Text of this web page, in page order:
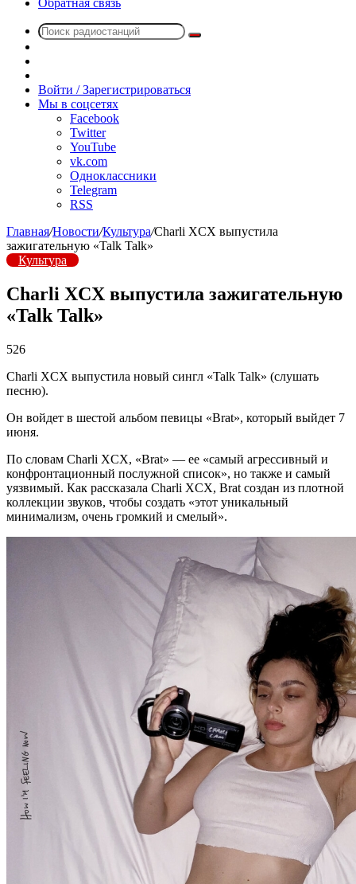
Обратная связь
Поиск
радио
Войти / Зарегистрироваться
Мы в соцсетях
Facebook
Twitter
YouTube
vk.com
Одноклассники
Telegram
RSS
Главная/Новости/Культура/Charli XCX выпустила
зажигательную «Talk Talk»
Культура
Charli XCX выпустила зажигательную
«Talk Talk»
526
Charli XCX выпустила новый сингл «Talk Talk» (слушать
песню).
Он войдет в шестой альбом певицы «Brat», который выйдет 7
июня.
По словам Charli XCX, «Brat» — ее «самый агрессивный и
конфронтационный послужной список», но также и самый
уязвимый. Как рассказала Charli XCX, Brat создан из плотной
коллекции звуков, чтобы создать «этот уникальный
минимализм, очень громкий и смелый».